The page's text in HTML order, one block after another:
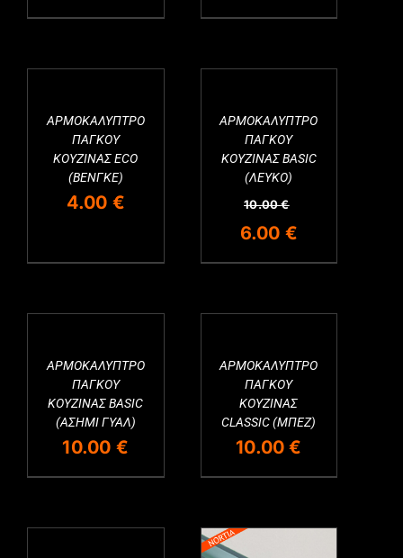
ΑΡΜΟΚΑΛΥΠΤΡΟ
ΠΑΓΚΟΥ
ΚΟΥΖΙΝΑΣ ECO
(ΒΕΝΓΚΕ)
4.00 €
ΑΡΜΟΚΑΛΥΠΤΡΟ
ΠΑΓΚΟΥ
ΚΟΥΖΙΝΑΣ BASIC
(ΛΕΥΚΟ)
10.00€
Original
price
6.00 €
τρέχουσα
Εξαντλημένο
ΑΡΜΟΚΑΛΥΠΤΡΟ
ΠΑΓΚΟΥ
ΚΟΥΖΙΝΑΣ BASIC
(ΑΣΗΜΙ ΓΥΑΛ)
10.00 €
Εξαντλημένο
ΑΡΜΟΚΑΛΥΠΤΡΟ
ΠΑΓΚΟΥ
ΚΟΥΖΙΝΑΣ
CLASSIC (ΜΠΕΖ)
10.00€